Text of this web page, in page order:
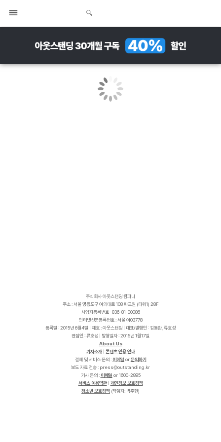
주식회사 아웃스탠딩 컴퍼니
주소 : 서울 영등포구 여의대로 108 파크원 (타워1) 28F
사업자등록번호 : 836-81-00086
인터넷신문등록번호 : 서울 아03778
등록일 : 2015년 6월4일 | 제호 : 아웃스탠딩 | 대표/발행인 : 김동환, 류호성
편집인 : 류호성 | 발행일자 : 2015년 1월17일
About Us
기자소개
콘텐츠 인용 안내
결제 및 서비스 문의 : 이메일 or문의하기
보도 자료 전송 :
r
k
.
g
n
i
d
n
a
t
s
t
u
o
@
s
s
e
r
p
기사 문의 : 이메일 or 1600-2895
서비스 이용약관| 개인정보 보호정책
청소년 보호정책 (책임자: 박주현)